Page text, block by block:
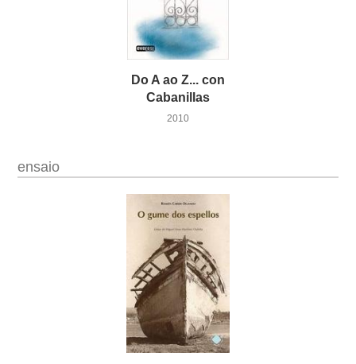
Do A ao Z... con
Cabanillas
2010
ensaio